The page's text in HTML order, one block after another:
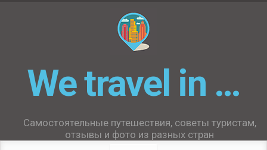
We travel in …
Самостоятельные путешествия, советы туристам,
отзывы и фото из разных стран